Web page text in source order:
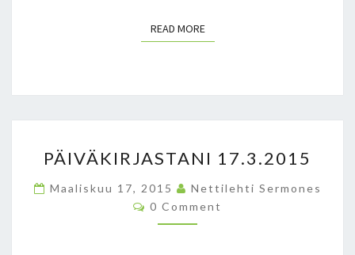
J
I
A
V
A
H
READ MOREREAD MORE
Ä
V
Ä
K
PÄIVÄKIRJASTANI 17.3.2015
Maaliskuu 17, 2015
Nettilehti Sermones
C
O
0 Comment